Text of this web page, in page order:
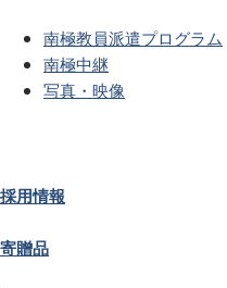
南極教員派遣プログラム
南極中継
写真・映像
採用情報
寄贈品